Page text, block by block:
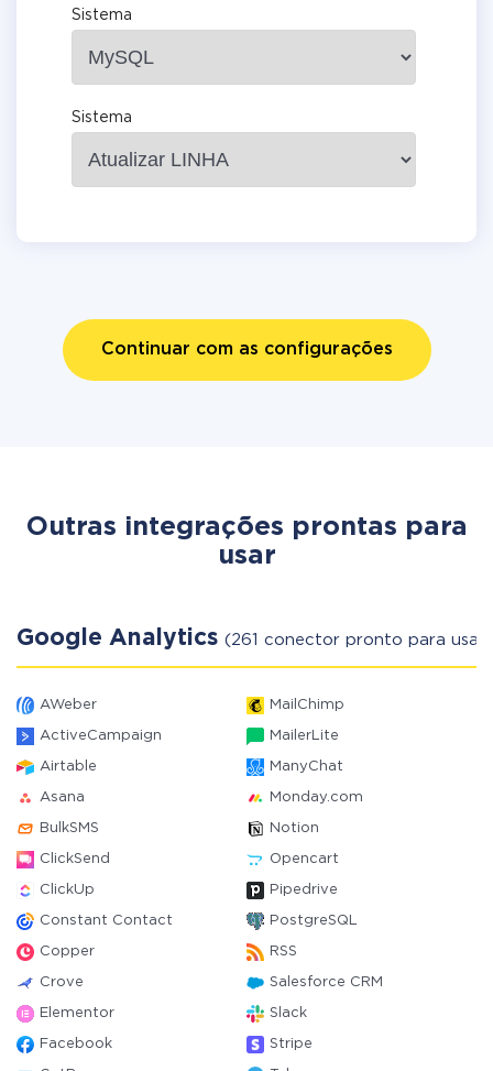
Sistema
Sistema
Continuar com as configurações
Outras integrações prontas para
usar
Google Analytics (261 conector pronto para usar)
AWeber MailChimp
ActiveCampaign MailerLite
Airtable ManyChat
Asana Monday.com
BulkSMS Notion
ClickSend Opencart
ClickUp Pipedrive
Constant Contact PostgreSQL
Copper RSS
Crove Salesforce CRM
Elementor Slack
Facebook Stripe